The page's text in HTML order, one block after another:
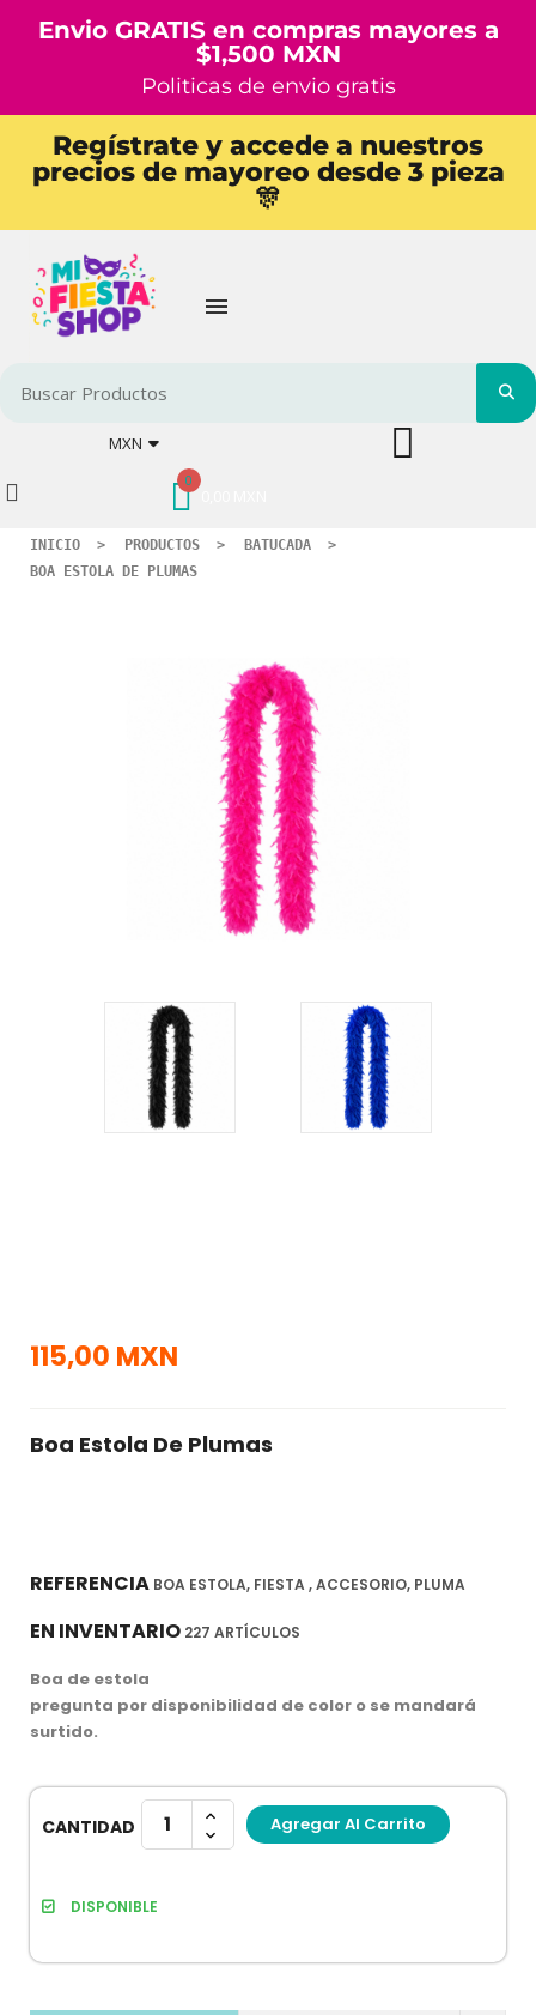
Envio GRATIS en compras mayores a
$1,500 MXN
Politicas de envio gratis
Regístrate y accede a nuestros
precios de mayoreo desde 3 pieza
🎊
MXN
INICIO PRODUCTOS
BATUCADA
BOA ESTOLA DE PLUMAS
115,00 MXN
Boa Estola De Plumas
REFERENCIA BOA ESTOLA, FIESTA , ACCESORIO, PLUMA
EN INVENTARIO 227 ARTÍCULOS
Boa de estola
pregunta por disponibilidad de color o se mandará
surtido.
CANTIDAD Agregar Al Carrito
DISPONIBLE